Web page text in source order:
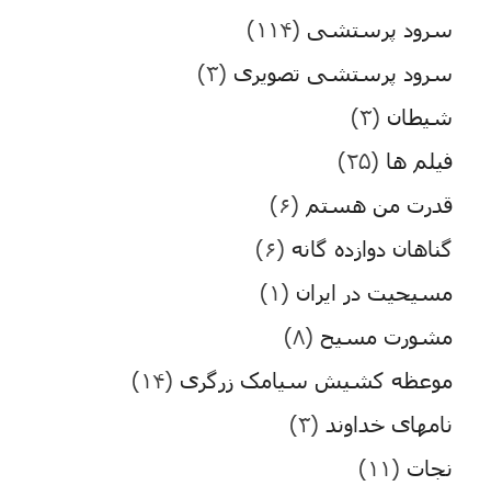
سرود پرستشی (۱۱۴)
سرود پرستشی تصویری (۳)
شیطان (۳)
فیلم ها (۲۵)
قدرت من هستم (۶)
گناهان دوازده گانه (۶)
مسیحیت در ایران (۱)
مشورت مسیح (۸)
موعظه کشیش سیامک زرگری (۱۴)
نامهای خداوند (۳)
نجات (۱۱)